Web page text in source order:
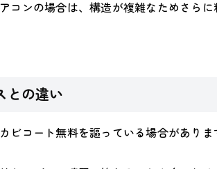
コンの場合は、構造が複雑なためさら
との違い
ビコート無料を謳っている場合があり